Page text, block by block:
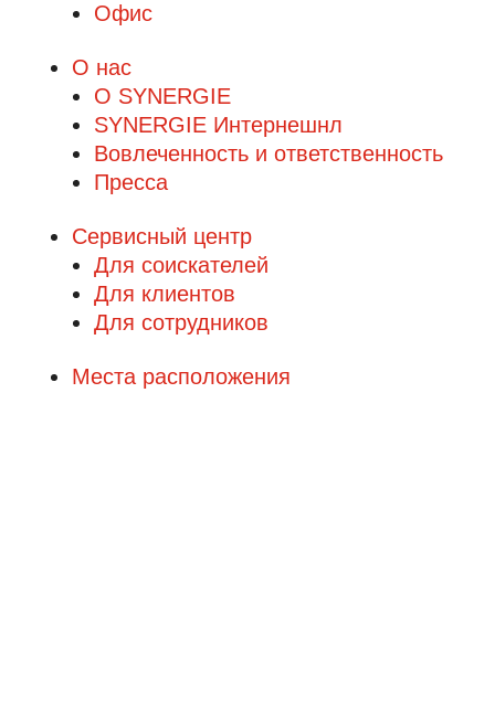
Офис
О нас
О SYNERGIE
SYNERGIE Интернешнл
Вовлеченность и ответственность
Пресса
Сервисный центр
Для соискателей
Для клиентов
Для сотрудников
Места расположения